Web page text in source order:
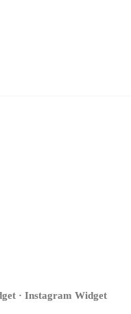
· Instagram Widget